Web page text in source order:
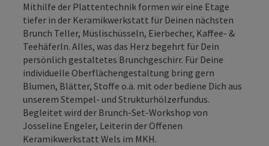
Mithilfe der Plattentechnik formen wir eine Etage
tiefer in der Keramikwerkstatt für Deinen nächsten
Brunch Teller, Müslischüsseln, Eierbecher, Kaffee- &
Teehäferln. Alles, was das Herz begehrt für Dein
persönlich gestaltetes Brunchgeschirr. Für Deine
individuelle Oberflächengestaltung bring gern
Blumen, Blätter, Stoffe o.ä. mit oder bediene Dich aus
unserem Stempel- und Strukturhölzerfundus.
Begleitet wird der Brunch-Set-Workshop von
Josseline Engeler, Leiterin der Offenen
Keramikwerkstatt Wels im MKH.